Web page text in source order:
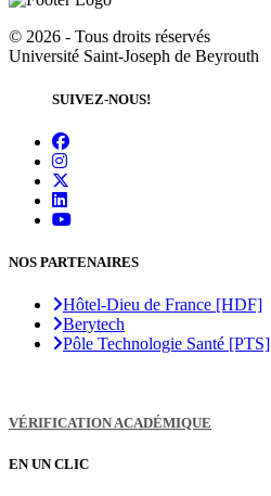
© 2026 - Tous droits réservés
Université Saint-Joseph de Beyrouth
SUIVEZ-NOUS!
NOS PARTENAIRES
Hôtel-Dieu de France [HDF]
Berytech
Pôle Technologie Santé [PTS]
VÉRIFICATION ACADÉMIQUE
EN UN CLIC